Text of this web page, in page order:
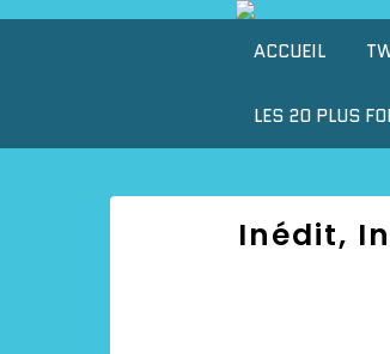
ACCUEIL
LES 20 PLUS
Inédit,